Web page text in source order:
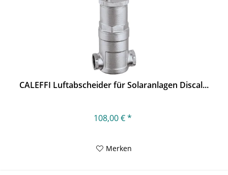
CALEFFI Luftabscheider für Solaranlagen Discal...
108,00 € *
Merken